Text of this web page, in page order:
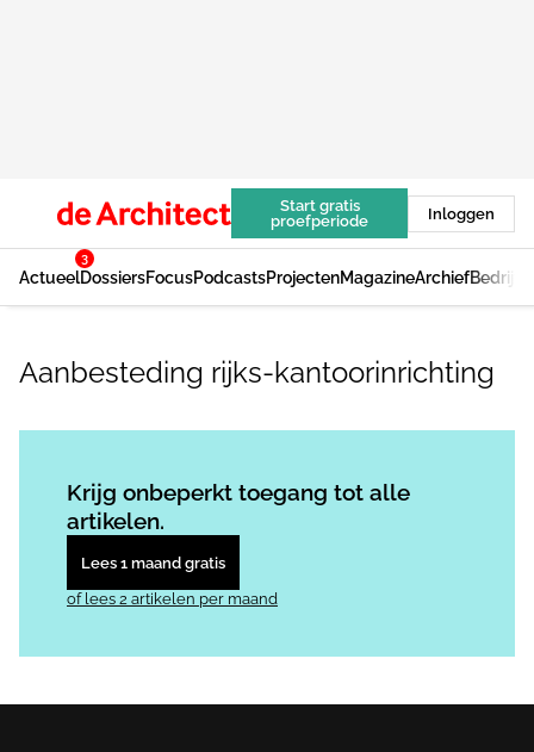
Start gratis
proefperiode
Inloggen
Actueel
3
DossiersFocusPodcastsProjectenMagazineArchief
Aanbesteding rijks-kantoorinrichting
Krijg onbeperkt toegang tot alle
artikelen.
Lees 1 maand gratis
of lees 2 artikelen per maand